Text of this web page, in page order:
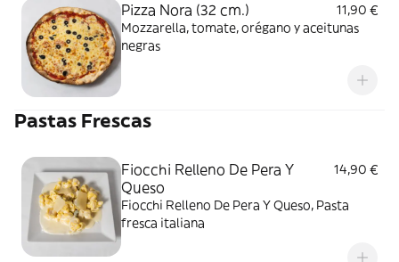
Pizza Nora (32 cm.)
11,90 €
Mozzarella, tomate, orégano y aceitunas
negras
Pastas Frescas
Fiocchi Relleno De Pera Y
Queso
14,90 €
Fiocchi Relleno De Pera Y Queso, Pasta
fresca italiana